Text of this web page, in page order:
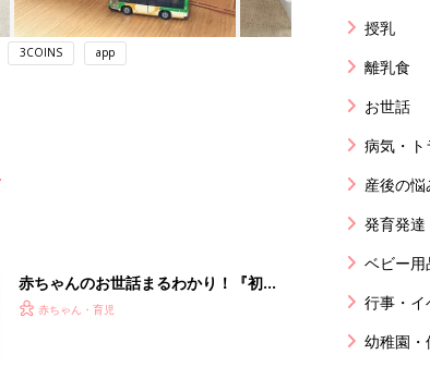
3COINS app
赤ちゃんのお世話まるわかり！『初め
てのひよこクラブ 夏号』〈巻頭大特
赤ちゃん・育児
授乳
離乳食
お世話
病気・ト
産後の悩
発育発達
ベビー
行事・イ
幼稚園・